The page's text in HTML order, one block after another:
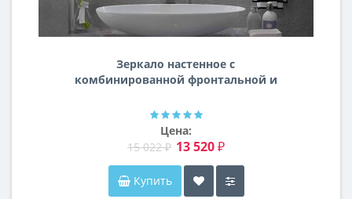
Зеркало настенное с
комбинированной фронтальной и
Гальвин
Цена:
15 022 ₽ 13 520 ₽
Купить